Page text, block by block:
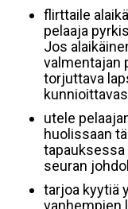
flirttaile
pelaaja
Jos
valmentajan
torjuttava
utele
huolissaan
seuran
tarjoa kyytiä
vanhempien